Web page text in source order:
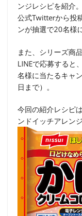
ンジレシピを紹介
公式Twitterから投
ンが抽選で20名様
また、シリーズ商
LINEで応募すると
名様に当たるキャ
日まで）。
今回の紹介レシピ
ンドイッチアレンジ